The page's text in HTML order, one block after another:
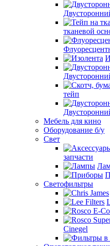
тканевой
тейп
Мебель для кино
Оборудование б/у
Свет
запчасти
Светофильтры
Cinegel